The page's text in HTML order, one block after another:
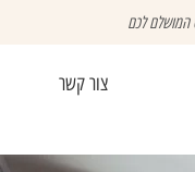
צור קשר